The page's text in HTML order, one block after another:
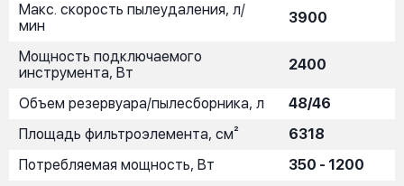
Макс. скорость пылеудаления, л/
мин
3900
Мощность подключаемого
инструмента, Вт
2400
Объем резервуара/пылесборника, л
48/46
Площадь фильтроэлемента, см²
6318
Потребляемая мощность, Вт
350 - 1200